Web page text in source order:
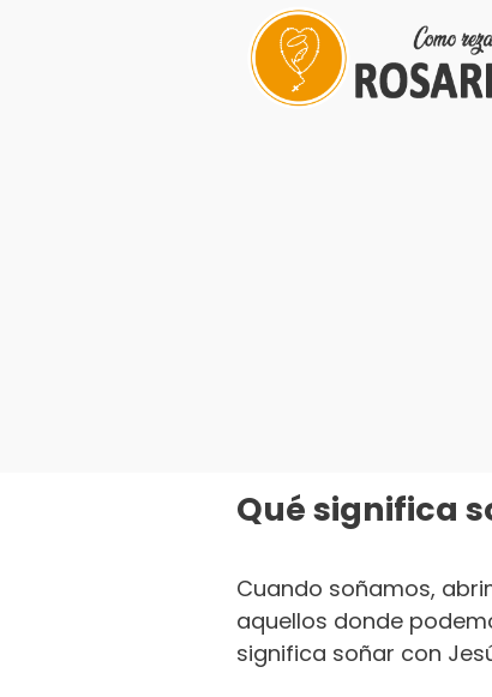
Qué significa
Cuando soñamos,
aquellos donde
significa soñar con